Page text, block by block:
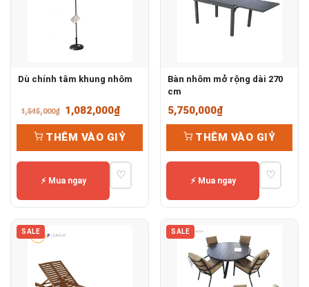
Dù chính tâm khung nhôm
1,545,000₫
Giá
gốc
là:
1,545,000₫.
1,082,000₫Giá
hiện
tại
là:
1,082,000₫.
THÊM VÀO GIỶ
⚡ Mua ngay ♡
Bàn nhôm mở rộng dài 270
cm
5,750,000₫
THÊM VÀO GIỶ
⚡ Mua ngay ♡
SALE SALE